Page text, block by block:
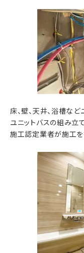
床、壁、天井、浴槽な
ユニットバスの組み立
施工認定業者が施工を